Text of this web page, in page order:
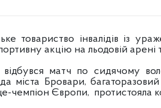
товариство інвалідів із
акцію на льодовій
відбувся матч по сидячому
міста Бровари,­
чемпіон Європи, ­ протистояла